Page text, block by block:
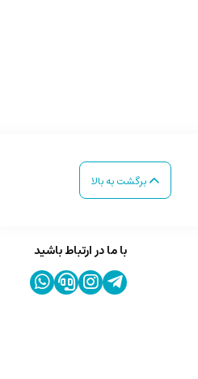
برگشت به بالا
با ما در ارتباط باشید